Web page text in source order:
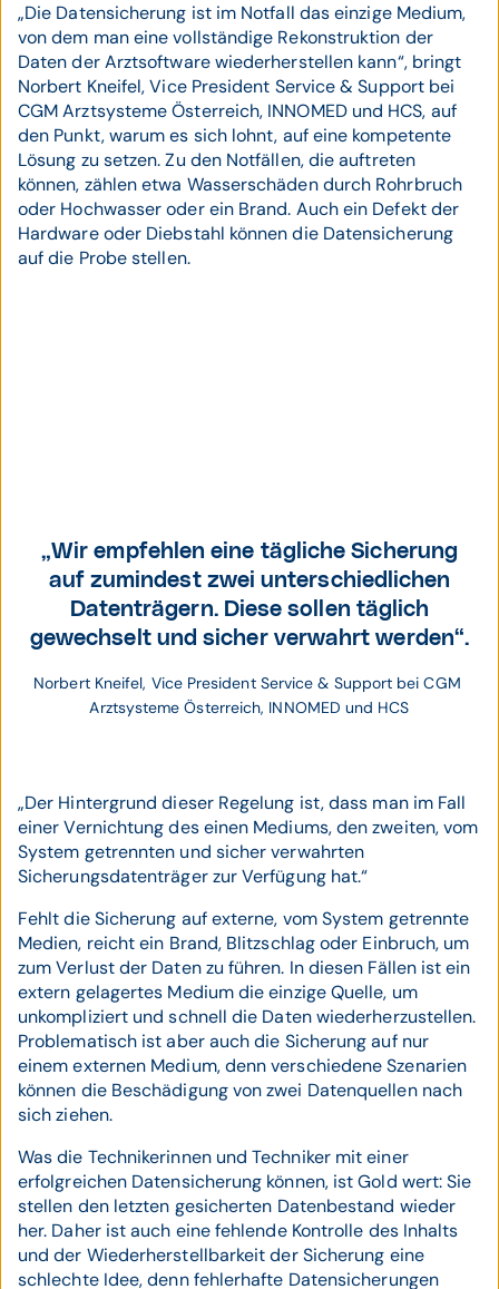
„Die Datensicherung ist im Notfall das einzige Medium,
von dem man eine vollständige Rekonstruktion der
Daten der Arztsoftware wiederherstellen kann“, bringt
Norbert Kneifel, Vice President Service & Support bei
CGM Arztsysteme Österreich, INNOMED und HCS, auf
den Punkt, warum es sich lohnt, auf eine kompetente
Lösung zu setzen. Zu den Notfällen, die auftreten
können, zählen etwa Wasserschäden durch Rohrbruch
oder Hochwasser oder ein Brand. Auch ein Defekt der
Hardware oder Diebstahl können die Datensicherung
auf die Probe stellen.
Portrait
„Wir empfehlen eine tägliche Sicherung
auf zumindest zwei unterschiedlichen
Datenträgern. Diese sollen täglich
gewechselt und sicher verwahrt werden“.
Norbert Kneifel, Vice President Service & Support bei CGM
Arztsysteme Österreich, INNOMED und HCS
„Der Hintergrund dieser Regelung ist, dass man im Fall
einer Vernichtung des einen Mediums, den zweiten, vom
System getrennten und sicher verwahrten
Sicherungsdatenträger zur Verfügung hat.“
Fehlt die Sicherung auf externe, vom System getrennte
Medien, reicht ein Brand, Blitzschlag oder Einbruch, um
zum Verlust der Daten zu führen. In diesen Fällen ist ein
extern gelagertes Medium die einzige Quelle, um
unkompliziert und schnell die Daten wiederherzustellen.
Problematisch ist aber auch die Sicherung auf nur
einem externen Medium, denn verschiedene Szenarien
können die Beschädigung von zwei Datenquellen nach
sich ziehen.
Was die Technikerinnen und Techniker mit einer
erfolgreichen Datensicherung können, ist Gold wert: Sie
stellen den letzten gesicherten Datenbestand wieder
her. Daher ist auch eine fehlende Kontrolle des Inhalts
und der Wiederherstellbarkeit der Sicherung eine
schlechte Idee, denn fehlerhafte Datensicherungen